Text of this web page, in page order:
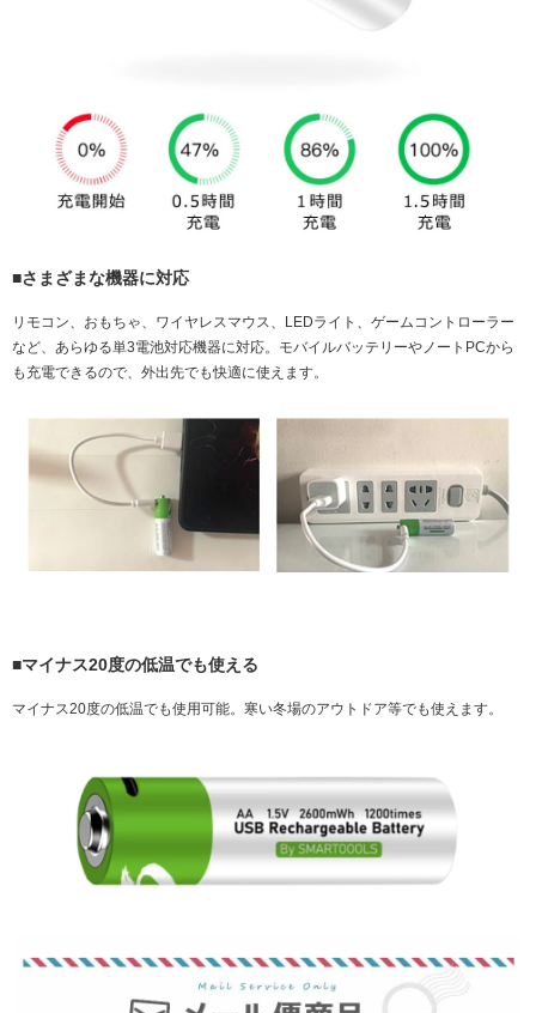
■さまざまな機器に対応
リモコン、おもちゃ、ワイヤレスマウス、LEDライト、ゲームコントローラー
など、あらゆる単3電池対応機器に対応。モバイルバッテリーやノートPCから
も充電できるので、外出先でも快適に使えます。
■マイナス20度の低温でも使える
マイナス20度の低温でも使用可能。寒い冬場のアウトドア等でも使えます。